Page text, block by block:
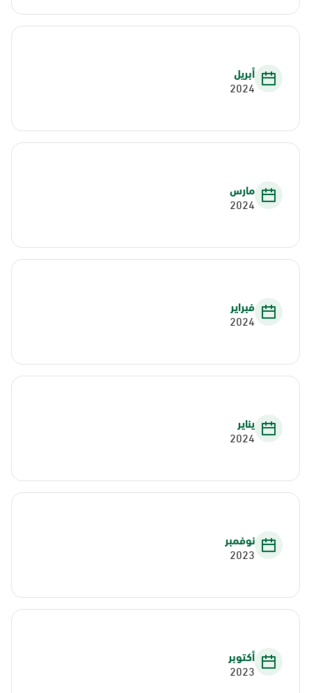
أبريل
2024
مارس
2024
فبراير
2024
يناير
2024
نوفمبر
2023
أكتوبر
2023